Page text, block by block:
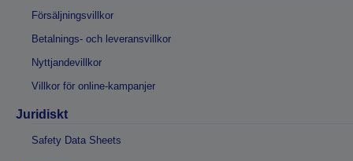
Försäljningsvillkor
Betalnings- och leveransvillkor
Nyttjandevillkor
Villkor för online-kampanjer
Juridiskt
Safety Data Sheets